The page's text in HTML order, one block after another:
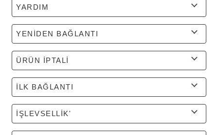
YARDIM
YENİDEN BAĞLANTI
ÜRÜN İPTALİ
İLK BAĞLANTI
İŞLEVSELLİK'